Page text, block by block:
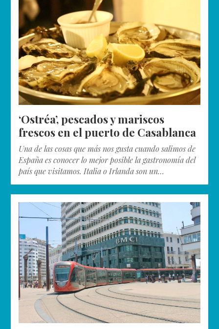
‘Ostréa’, pescados y mariscos
frescos en el puerto de Casablanca
Una de las cosas que más nos gusta cuando salimos de
España es conocer lo mejor posible la gastronomía del
país que visitamos. Italia o Irlanda son un…